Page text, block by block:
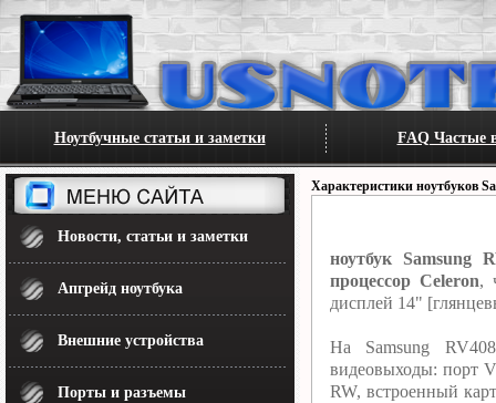
Ноутбучные статьи и заметки FAQ Частые
Новости, статьи и заметки
Апгрейд ноутбука
Внешние устройства
Порты и разъемы
Характеристики ноутбуков
ноутбук Samsung
процессор Celeron,
дисплей 14"
На Samsung
видеовыходы: порт
RW, встроенный